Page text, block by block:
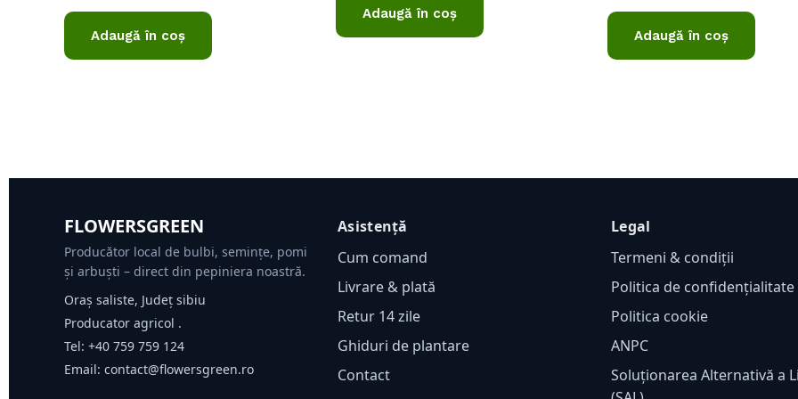
0
din
Adaugă în coș
Adaugă în coș
0
din
Adaugă în coș
FLOWERSGREEN
Producător local de bulbi, semințe, pomi
și arbuști – direct din pepiniera noastră.
Oraș saliste, Județ sibiu
Producator agricol .
Tel: +40 759 759 124
Email: contact@flowersgreen.ro
Asistență
Cum comand
Livrare & plată
Retur 14 zile
Ghiduri de plantare
Contact
Legal
Termeni & condiții
Politica de confidențialitate
Politica cookie
ANPC
Soluționarea Alternativă a